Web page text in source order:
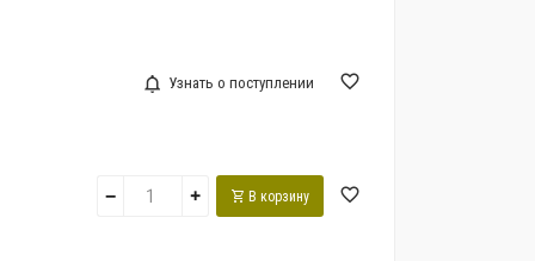
Узнать о поступлении
− + В корзину